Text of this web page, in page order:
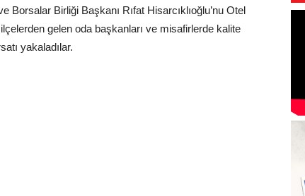
Birliği Başkanı Rıfat Hisarcıklıoğlu’nu Otel
gelen oda başkanları ve misafirlerde kalite
yakaladılar.